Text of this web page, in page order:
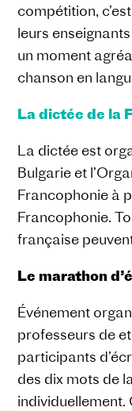
compétition,
leurs
un moment
chanson en
La dictée de la
La dictée est
Bulgarie et
Francophonie à
Francophonie.
française
Le marathon
Événement
professeurs de
participants
des dix mots de
individuellement.